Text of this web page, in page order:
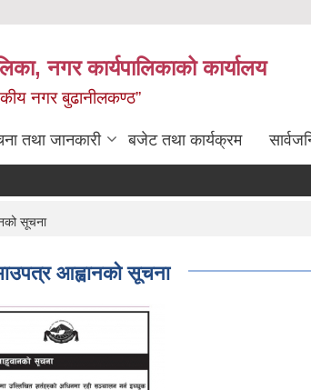
नगर कार्यपालिकाको कार्यालय
नगर बुढानीलकण्ठ”
तथा जानकारी बजेट तथा कार्यक्रम
सूचना
आह्वानको सूचना